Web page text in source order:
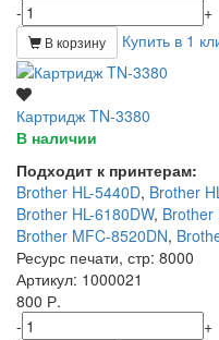
-
+
В корзину Купить в 1
Картридж TN-3380
В наличии
Подходит к принтерам:
Brother HL-5440D, Brother
Brother HL-6180DW, Brother
Brother MFC-8520DN,
Ресурс печати, стр: 8000
Артикул: 1000021
800 Р.
-
+